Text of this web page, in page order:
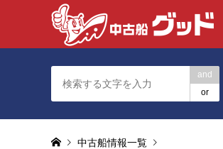
and
or
中古船情報一覧